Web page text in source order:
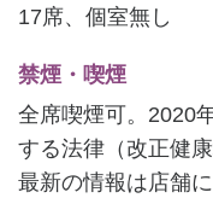
17席、個室無し
禁煙・喫煙
全席喫煙可。2020
する法律（改正健
最新の情報は店舗